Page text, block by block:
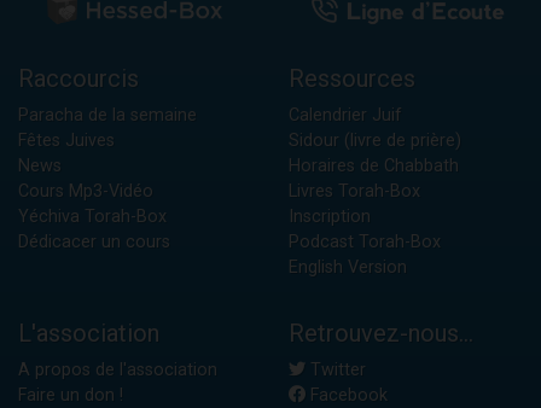
Raccourcis
Paracha de la semaine
Fêtes Juives
News
Cours Mp3-Vidéo
Yéchiva Torah-Box
Dédicacer un cours
Ressources
Calendrier Juif
Sidour (livre de prière)
Horaires de Chabbath
Livres Torah-Box
Inscription
Podcast Torah-Box
English Version
L'association
A propos de l'association
Faire un don !
Retrouvez-nous...
Twitter
Facebook